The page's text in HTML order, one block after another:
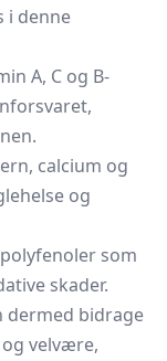
i denne
A, C og B-
calcium og
og
som
skader.
dermed bidrage
velvære,